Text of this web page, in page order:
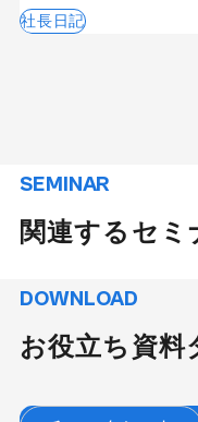
社長日記
SEMINAR
関連するセミ
DOWNLOAD
お役立ち資料